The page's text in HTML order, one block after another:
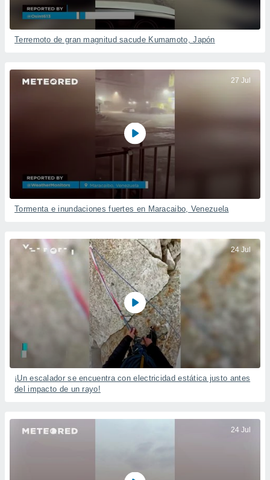
Terremoto de gran magnitud sacude Kumamoto, Japón
27 Jul
Tormenta e inundaciones fuertes en Maracaibo, Venezuela
24 Jul
¡Un escalador se encuentra con electricidad estática justo antes
del impacto de un rayo!
24 Jul